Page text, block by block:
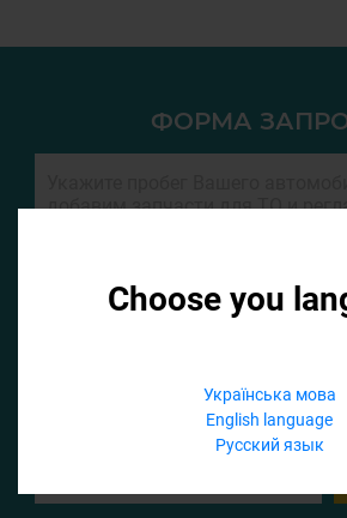
Choose you
Українська мова
English language
Русский язык
ФОРМА